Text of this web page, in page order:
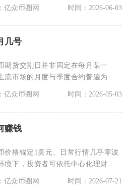
亿众币圈网 时间：2026-06-03
几号
期货交割日并非固定在每月某一
流市场的月度与季度合约普遍为每
一个周五，当周
亿众币圈网 时间：2026-05-03
赚钱
价格锚定1美元、日常行情几乎零波
境下，投资者可依托中心化理财、
亿众币圈网 时间：2026-07-21